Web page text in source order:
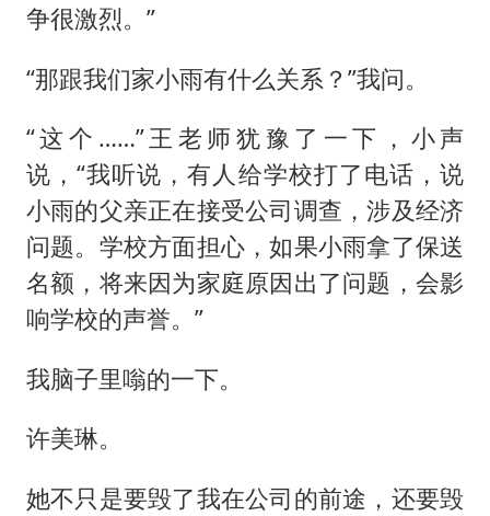
争很激烈。”
“那跟我们家小雨有什么关系？”我问。
“这个……”王老师犹豫了一下，小声
说，“我听说，有人给学校打了电话，说
小雨的父亲正在接受公司调查，涉及经济
问题。学校方面担心，如果小雨拿了保送
名额，将来因为家庭原因出了问题，会影
响学校的声誉。”
我脑子里嗡的一下。
许美琳。
她不只是要毁了我在公司的前途，还要毁